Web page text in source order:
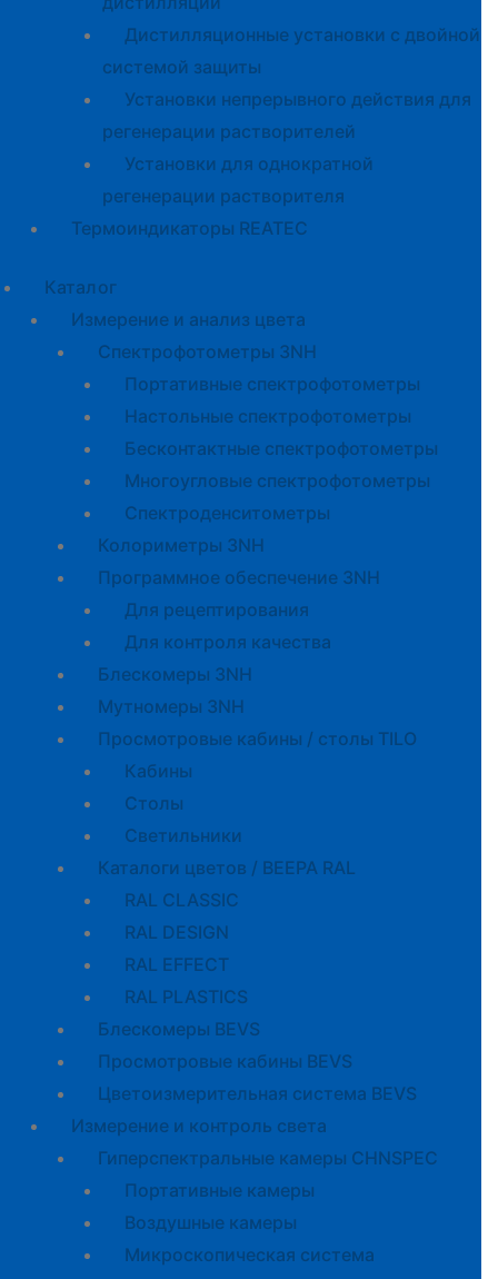
Дистилляционные установки с двойной
системой защиты
Установки непрерывного действия для
регенерации растворителей
Установки для однократной
регенерации растворителя
Термоиндикаторы REATEC
Каталог
Измерение и анализ цвета
Спектрофотометры 3NH
Портативные спектрофотометры
Настольные спектрофотометры
Бесконтактные спектрофотометры
Многоугловые спектрофотометры
Спектроденситометры
Колориметры 3NH
Программное обеспечение 3NH
Для рецептирования
Для контроля качества
Блескомеры 3NH
Мутномеры 3NH
Просмотровые кабины / столы TILO
Кабины
Cтолы
Светильники
Каталоги цветов / BEEPA RAL
RAL CLASSIC
RAL DESIGN
RAL EFFECT
RAL PLASTICS
Блескомеры BEVS
Просмотровые кабины BEVS
Цветоизмерительная система BEVS
Измерение и контроль света
Гиперспектральные камеры CHNSPEC
Портативные камеры
Воздушные камеры
Микроскопическая система